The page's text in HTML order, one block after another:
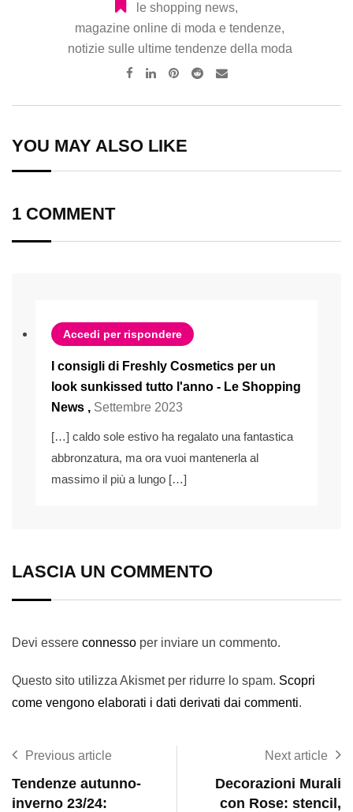
le shopping news,
magazine online di moda e tendenze,
notizie sulle ultime tendenze della moda
Pinterest
RedditShare
YOU MAY ALSO LIKE
1 COMMENT
Accedi per rispondere
I consigli di Freshly Cosmetics per un
look sunkissed tutto l'anno - Le Shopping
News , Settembre 2023
[…] caldo sole estivo ha regalato una fantastica
abbronzatura, ma ora vuoi mantenerla al
massimo il più a lungo […]
LASCIA UN COMMENTO
Devi essere connesso per inviare un commento.
Questo sito utilizza Akismet per ridurre lo spam. Scopri
come vengono elaborati i dati derivati dai commenti.
Previous article
Tendenze autunno-
inverno 23/24:
Next article
Decorazioni Murali
con Rose: stencil,